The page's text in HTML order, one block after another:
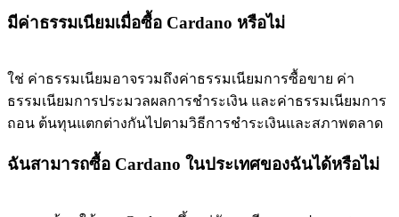
มีค่าธรรมเนียมเมื่อซื้อ Cardano หรือไม่
ใช่ ค่าธรรมเนียมอาจรวมถึงค่าธรรมเนียมการซื้อขาย ค่า
ธรรมเนียมการประมวลผลการชำระเงิน และค่าธรรมเนียมการ
ถอน ต้นทุนแตกต่างกันไปตามวิธีการชำระเงินและสภาพตลาด
ฉันสามารถซื้อ Cardano ในประเทศของฉันได้หรือไม่